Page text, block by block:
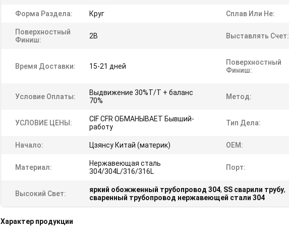
Форма Раздела: Круг Сплав Или Не:
Поверхностный
Финиш:
2B Выставлять Счет:
Время Доставки: 15-21 дней
Поверхностный
Финиш:
Условие Оплаты:
Выдвижение 30%T/T + баланс
70%
Метод:
УСЛОВИЕ ЦЕНЫ:
CIF CFR ОБМАНЫВАЕТ Бывший-
работу
Тип Дела:
Начало: Цзянсу Китай (материк) OEM:
Материал:
Нержавеющая сталь
304/304L/316/316L
Порт:
Высокий Свет: яркий обожженный трубопровод 304, SS сварили трубу,
сваренный трубопровод нержавеющей стали 304
Характер продукции